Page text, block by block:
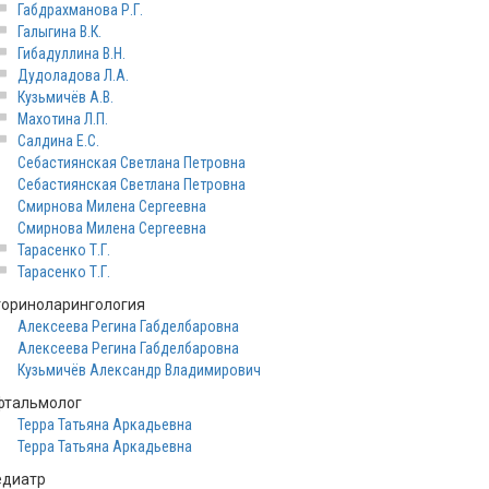
Габдрахманова Р.Г.
Галыгина В.К.
Гибадуллина В.Н.
Дудоладова Л.А.
Кузьмичёв А.В.
Махотина Л.П.
Салдина Е.С.
Себастиянская Светлана Петровна
Себастиянская Светлана Петровна
Смирнова Милена Сергеевна
Смирнова Милена Сергеевна
Тарасенко Т.Г.
Тарасенко Т.Г.
Алексеева Регина Габделбаровна
Алексеева Регина Габделбаровна
Кузьмичёв Александр Владимирович
Терра Татьяна Аркадьевна
Терра Татьяна Аркадьевна